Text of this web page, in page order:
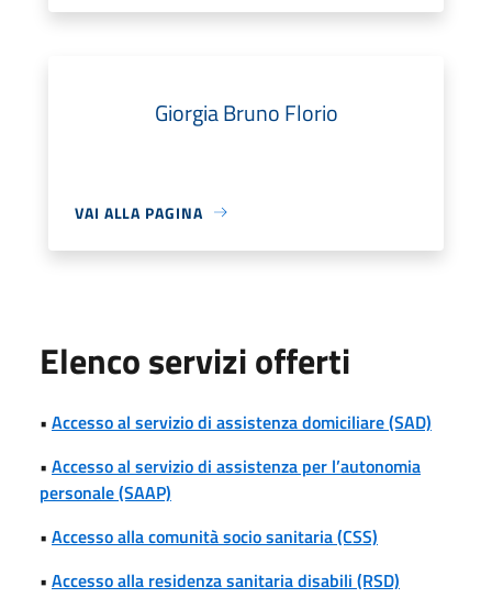
Giorgia Bruno Florio
VAI ALLA PAGINA
Elenco servizi offerti
• Accesso al servizio di assistenza domiciliare (SAD)
• Accesso al servizio di assistenza per l’autonomia
personale (SAAP)
• Accesso alla comunità socio sanitaria (CSS)
• Accesso alla residenza sanitaria disabili (RSD)